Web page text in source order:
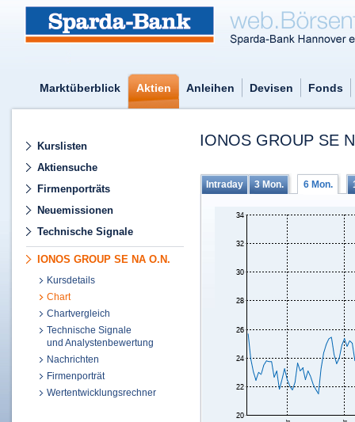
Marktüberblick Aktien Anleihen Devisen Fonds
Kurslisten
Aktiensuche
Firmenporträts
Neuemissionen
Technische Signale
IONOS GROUP SE NA O.N.
Kursdetails
Chart
Chartvergleich
Technische Signale
und Analystenbewertung
Nachrichten
Firmenporträt
Wertentwicklungsrechner
IONOS GROUP SE
Intraday 3 Mon. 6 Mon.